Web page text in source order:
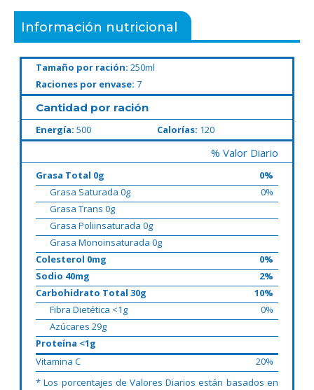
Información nutricional
Tamaño por ración: 250ml
Raciones por envase: 7
Cantidad por ración
Energía: 500 Calorías: 120
% Valor Diario
Grasa Total 0g
0%
Grasa Saturada 0g
0%
Grasa Trans 0g
Grasa Poliinsaturada 0g
Grasa Monoinsaturada 0g
Colesterol 0mg
0%
Sodio 40mg
2%
Carbohidrato Total 30g
10%
Fibra Dietética <1g
0%
Azúcares 29g
Proteína <1g
Vitamina C
20%
* Los porcentajes de Valores Diarios están basados en